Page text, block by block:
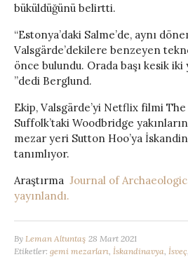
büküldüğünü belirtti.
“Estonya’daki Salme’de, aynı
Valsgärde’dekilere benzeyen
önce bulundu. Orada başı kesik iki
”dedi Berglund.
Ekip, Valsgärde’yi Netflix filmi The
Suffolk’taki Woodbridge
mezar yeri Sutton Hoo’ya
tanımlıyor.
Araştırma Journal of
yayınlandı.
By Leman Altuntaş 28 Mart 2021
Etiketler: gemi mezarları İskandinavya İsveç